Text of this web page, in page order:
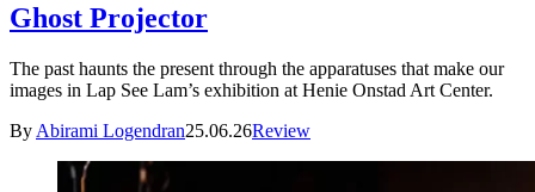
Ghost Projector
The past haunts the present through the apparatuses that make our
images in Lap See Lam’s exhibition at Henie Onstad Art Center.
By Abirami Logendran25.06.26Review